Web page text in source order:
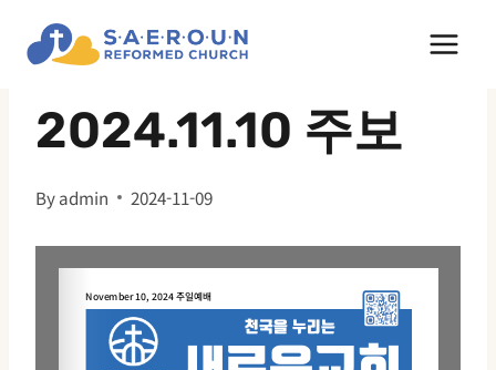
2024.11.10 주보
Byadmin 2024-11-09